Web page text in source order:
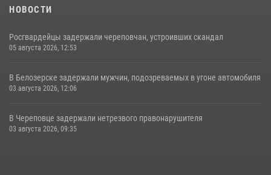
НОВОСТИ
Росгвардейцы задержали череповчан, устроивших скандал
05 августа 2026, 12:53
В Белозерске задержали мужчин, подозреваемых в угоне автомобиля
03 августа 2026, 12:06
В Череповце задержали нетрезвого правонарушителя
03 августа 2026, 09:35